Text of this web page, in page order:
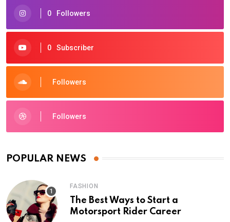
0 Followers
0 Subscriber
Followers
Followers
POPULAR NEWS
FASHION
The Best Ways to Start a
Motorsport Rider Career